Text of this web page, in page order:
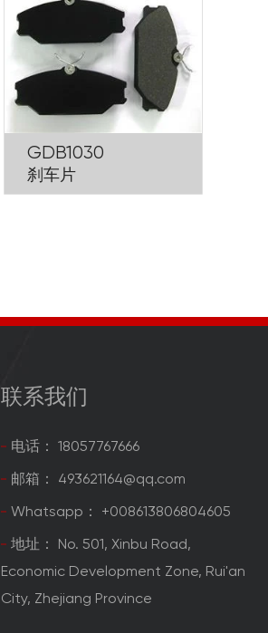
GDB1030
刹车片
联系我们
电话： 18057767666
邮箱： 493621164@qq.com
Whatsapp： +008613806804605
地址： No. 501, Xinbu Road,
Economic Development Zone, Rui'an
City, Zhejiang Province